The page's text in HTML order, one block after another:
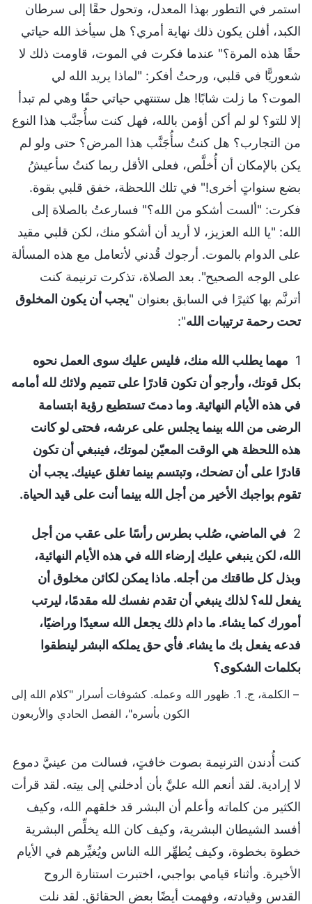
استمر في التطور بهذا المعدل، وتحول حقًا إلى سرطان
الكبد، أفلن يكون ذلك نهاية أمري؟ هل سيأخذ الله حياتي
حقًا هذه المرة؟" عندما فكرت في الموت، قاومت ذلك لا
شعوريًّا في قلبي، ورحتُ أفكر: "لماذا يريد الله لي
الموت؟ ما زلت شابًا! هل ستنتهي حياتي حقًا وهي لم تبدأ
إلا للتو؟ لو لم أكن أؤمن بالله، فهل كنت سأُجنَّب هذا النوع
من التجارب؟ هل كنتُ سأُجَنَّب هذا المرض؟ حتى ولو لم
يكن بالإمكان أن أُخلَّص، فعلى الأقل ربما كنتُ سأعيشُ
بضع سنواتٍ أخرى!" في تلك اللحظة، خفق قلبي بقوة.
فكرت: "ألست أشكو من الله؟" فسارعتُ بالصلاة إلى
الله: "يا الله العزيز، لا أريد أن أشكو منك، لكن قلبي مقيد
على الدوام بالموت. أرجوك قُدني لأتعامل مع هذه المسألة
على الوجه الصحيح". بعد الصلاة، تذكرت ترنيمة كنت
أترنَّم بها كثيرًا في السابق بعنوان "يجب أن يكون المخلوق
تحت رحمة ترتيبات الله":
1 مهما يطلب الله منك، فليس عليك سوى العمل نحوه
بكل قوتك، وأرجو أن تكون قادرًا على تتميم ولائك لله أمامه
في هذه الأيام النهائية. وما دمتَ تستطيع رؤية ابتسامة
الرضى من الله بينما يجلس على عرشه، فحتى لو كانت
هذه اللحظة هي الوقت المعيّن لموتك، فينبغي أن تكون
قادرًا على أن تضحك، وتبتسم بينما تغلق عينيك. يجب أن
تقوم بواجبك الأخير من أجل الله بينما أنت على قيد الحياة.
2 في الماضي، صُلب بطرس رأسًا على عقب من أجل
الله، لكن ينبغي عليك إرضاء الله في هذه الأيام النهائية،
وبذل كل طاقتك من أجله. ماذا يمكن لكائن مخلوق أن
يفعل لله؟ لذلك ينبغي أن تقدم نفسك لله مقدمًا، ليرتب
أمورك كما يشاء. ما دام ذلك يجعل الله سعيدًا وراضيًا،
فدعه يفعل بك ما يشاء. فأي حق يملكه البشر لينطقوا
بكلمات الشكوى؟
– الكلمة، ج. 1. ظهور الله وعمله. كشوفات أسرار "كلام الله إلى
الكون بأسره"، الفصل الحادي والأربعون
كنت أُدندن الترنيمة بصوت خافتٍ، فسالت من عينيَّ دموع
لا إرادية. لقد أنعم الله عليَّ بأن أدخلني إلى بيته. لقد قرأت
الكثير من كلماته وأعلم أن البشر قد خلقهم الله، وكيف
أفسد الشيطان البشرية، وكيف كان الله يخلِّص البشرية
خطوة بخطوة، وكيف يُطهِّر الله الناس ويُغيِّرهم في الأيام
الأخيرة. وأثناء قيامي بواجبي، اختبرت استنارة الروح
القدس وقيادته، وفهمت أيضًا بعض الحقائق. لقد نلت